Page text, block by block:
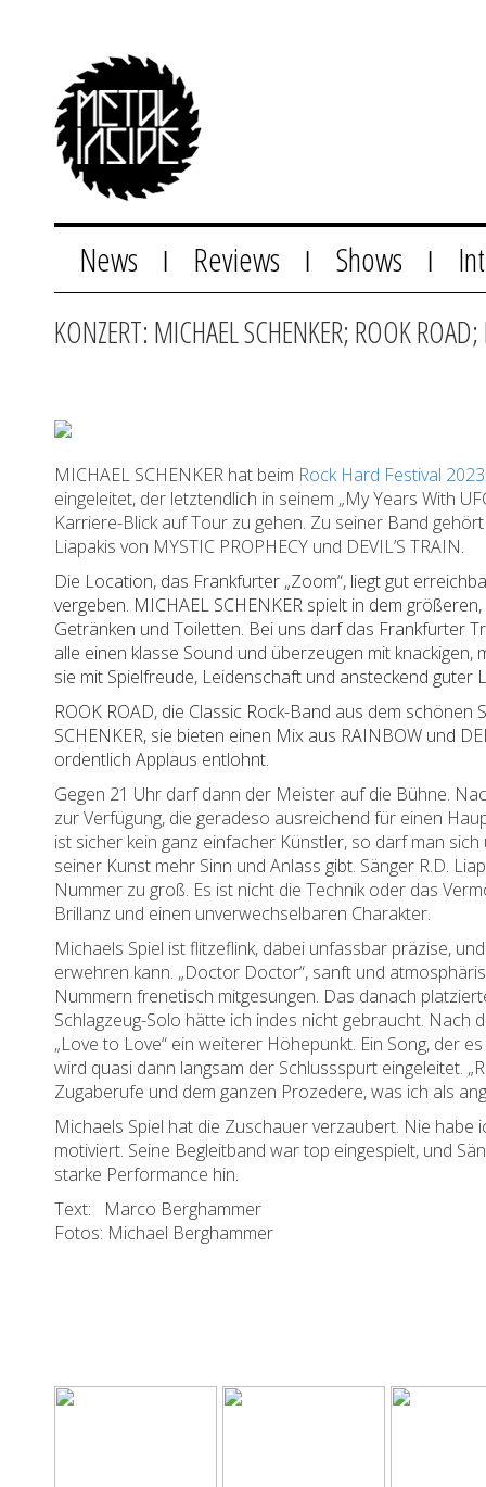
News Reviews Shows
KONZERT: MICHAEL SCHENKER; ROOK
MICHAEL SCHENKER hat beim Rock Hard Festival
eingeleitet, der letztendlich in seinem „My Years With
Karriere-Blick auf Tour zu gehen. Zu seiner Band
Liapakis von MYSTIC PROPHECY und DEVIL’S TRAIN.
Die Location, das Frankfurter „Zoom“, liegt gut
vergeben. MICHAEL SCHENKER spielt in dem
Getränken und Toiletten. Bei uns darf das Frankfurter
alle einen klasse Sound und überzeugen mit
sie mit Spielfreude, Leidenschaft und ansteckend guter
ROOK ROAD, die Classic Rock-Band aus dem
SCHENKER, sie bieten einen Mix aus RAINBOW und
ordentlich Applaus entlohnt.
Gegen 21 Uhr darf dann der Meister auf die Bühne.
zur Verfügung, die geradeso ausreichend für einen
ist sicher kein ganz einfacher Künstler, so darf man
seiner Kunst mehr Sinn und Anlass gibt. Sänger R.D.
Nummer zu groß. Es ist nicht die Technik oder das
Brillanz und einen unverwechselbaren Charakter.
Michaels Spiel ist flitzeflink, dabei unfassbar präzise,
erwehren kann. „Doctor Doctor“, sanft und
Nummern frenetisch mitgesungen. Das danach
Schlagzeug-Solo hätte ich indes nicht gebraucht. Nach
„Love to Love“ ein weiterer Höhepunkt. Ein Song, der
wird quasi dann langsam der Schlussspurt eingeleitet.
Zugaberufe und dem ganzen Prozedere, was ich als
Michaels Spiel hat die Zuschauer verzaubert. Nie
motiviert. Seine Begleitband war top eingespielt, und
starke Performance hin.
Text: Marco Berghammer
Fotos: Michael Berghammer